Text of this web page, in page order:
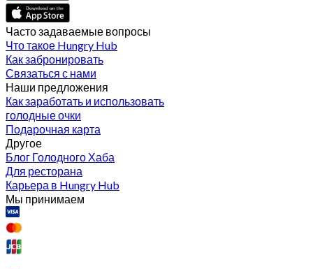
Часто задаваемые вопросы
Что такое Hungry Hub
Как забронировать
Связаться с нами
Наши предложения
Как заработать и использовать
голодные очки
Подарочная карта
Другое
Блог Голодного Хаба
Для ресторана
Карьера в Hungry Hub
Мы принимаем